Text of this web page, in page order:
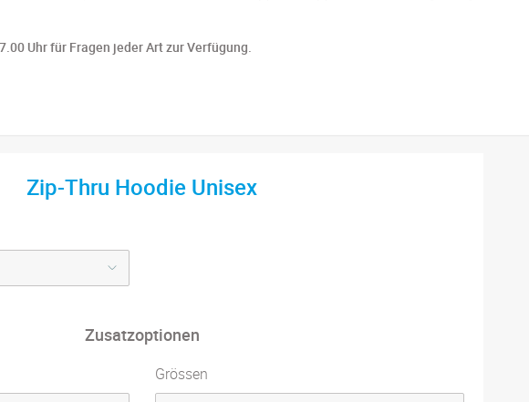
Uhr für Fragen jeder Art zur Verfügung.
Zip-Thru Hoodie Unisex
Zusatzoptionen
Grössen